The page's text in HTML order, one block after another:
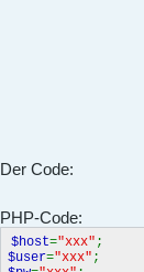
Der Code:
PHP-Code:
$host="xxx" ;
$user="xxx" ;